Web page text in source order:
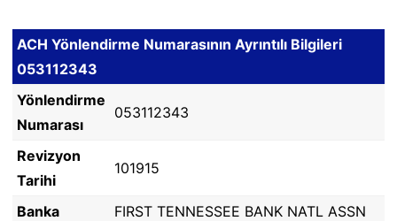
ACH Yönlendirme Numarasının Ayrıntılı Bilgileri
053112343
Yönlendirme
Numarası
053112343
Revizyon
Tarihi
101915
Banka
FIRST TENNESSEE BANK NATL ASSN